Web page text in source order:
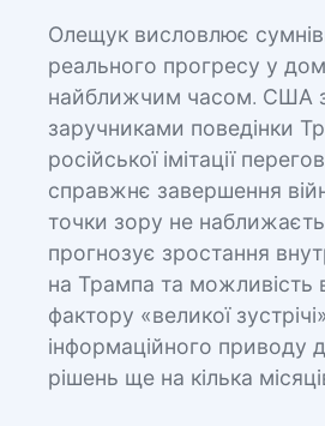
Олещук висловлює
реального прогресу у
найближчим часом. США
заручниками поведінки
російської імітації
справжнє завершення
точки зору не
прогнозує зростання
на Трампа та можливість
фактору «великої
інформаційного приводу
рішень ще на кілька